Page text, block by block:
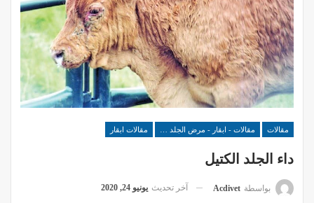
مقالات مقالات ابقار
داء الجلد الكتيل
بواسطة Acdivet آخر تحديث يونيو 24, 2020